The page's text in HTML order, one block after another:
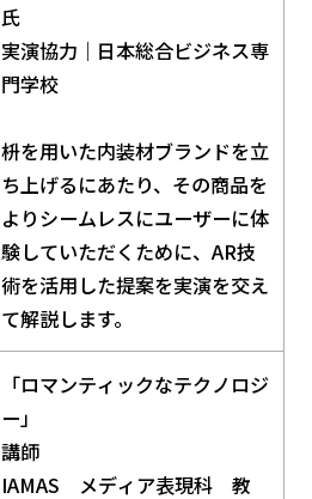
氏
実演協力｜日本総合ビジネス専
門学校
枡を用いた内装材ブランドを立
ち上げるにあたり、その商品を
よりシームレスにユーザーに体
験していただくために、AR技
術を活用した提案を実演を交え
て解説します。
「ロマンティックなテクノロジ
ー」
講師
IAMAS メディア表現科 教